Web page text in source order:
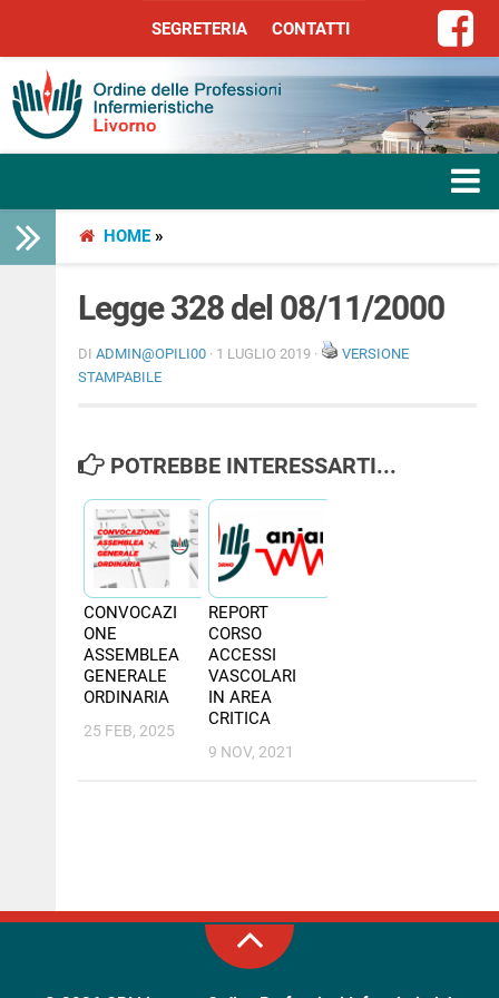
SEGRETERIA CONTATTI
SEGRETERIA CONTATTI
HOME
LIBERA PROFESSIONE
PER IL CITTADINO
FORMAZIONE
CONCORSI
HOME»
Legge 328 del 08/11/2000
DI ADMIN@OPILI00 · 1 LUGLIO 2019 ·
VERSIONE
STAMPABILE
POTREBBE INTERESSARTI...
CONVOCAZI
ONE
ASSEMBLEA
GENERALE
ORDINARIA
25 FEB, 2025
REPORT
CORSO
ACCESSI
VASCOLARI
IN AREA
CRITICA
9 NOV, 2021